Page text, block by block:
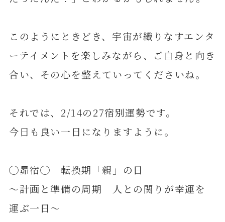
このようにときどき、宇宙が織りなすエンタ
ーテイメントを楽しみながら、ご自身と向き
合い、その心を整えていってくださいね。
それでは、2/14の27宿別運勢です。
今日も良い一日になりますように。
◯昴宿◯ 転換期「親」の日
～計画と準備の周期 人との関りが幸運を
運ぶ一日～